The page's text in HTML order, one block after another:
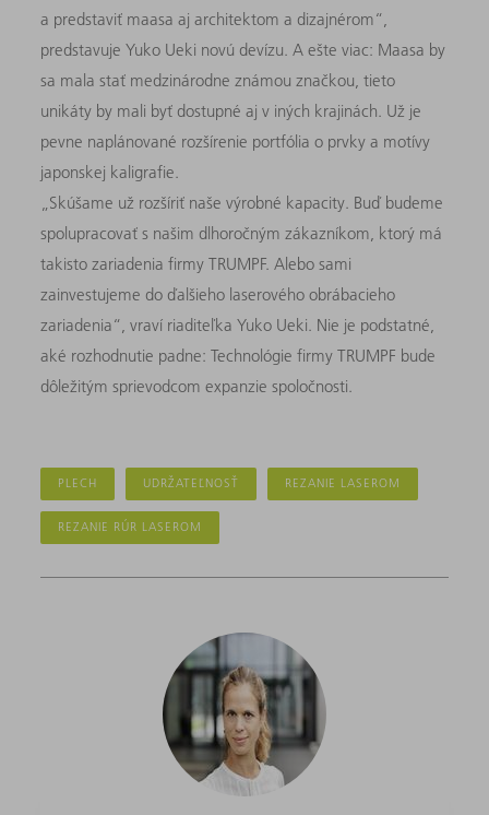
a predstaviť maasa aj architektom a dizajnérom“,
predstavuje Yuko Ueki novú devízu. A ešte viac: Maasa by
sa mala stať medzinárodne známou značkou, tieto
unikáty by mali byť dostupné aj v iných krajinách. Už je
pevne naplánované rozšírenie portfólia o prvky a motívy
japonskej kaligrafie.
„Skúšame už rozšíriť naše výrobné kapacity. Buď budeme
spolupracovať s našim dlhoročným zákazníkom, ktorý má
takisto zariadenia firmy TRUMPF. Alebo sami
zainvestujeme do ďalšieho laserového obrábacieho
zariadenia“, vraví riaditeľka Yuko Ueki. Nie je podstatné,
aké rozhodnutie padne: Technológie firmy TRUMPF bude
dôležitým sprievodcom expanzie spoločnosti.
PLECH UDRŽATEĽNOSŤ REZANIE LASEROM
REZANIE RÚR LASEROM